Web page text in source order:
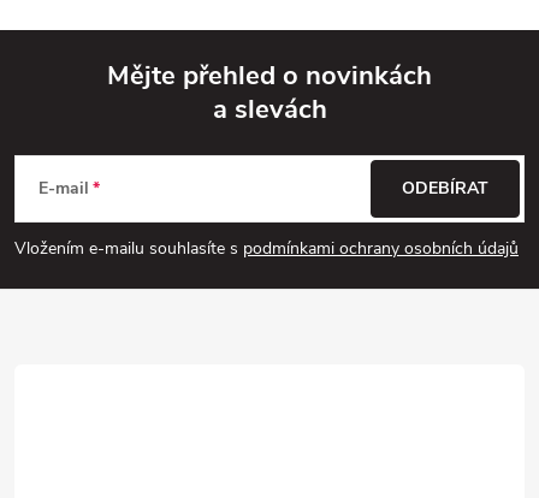
p
a
Mějte přehled o novinkách
a slevách
E-mail
Vložením e-mailu souhlasíte s podmínkami ochrany osobních údajů
ODEBÍRAT